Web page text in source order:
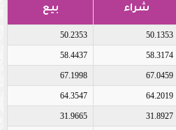
شراء بيع
50.1353
50.2353
58.3174
58.4437
67.0459
67.1998
64.2019
64.3547
31.8927
31.9665